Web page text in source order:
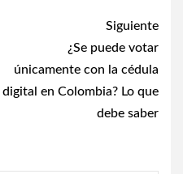
Siguiente
¿Se puede votar
únicamente con la cédula
digital en Colombia? Lo que
debe saber